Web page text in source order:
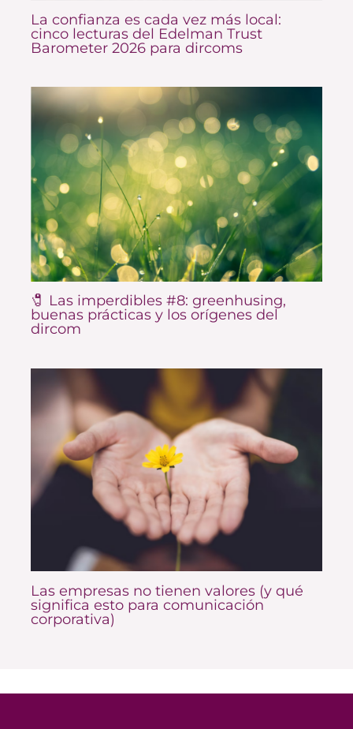
La confianza es cada vez más local:
cinco lecturas del Edelman Trust
Barometer 2026 para dircoms
🧷 Las imperdibles #8: greenhusing,
buenas prácticas y los orígenes del
dircom
Las empresas no tienen valores (y qué
significa esto para comunicación
corporativa)